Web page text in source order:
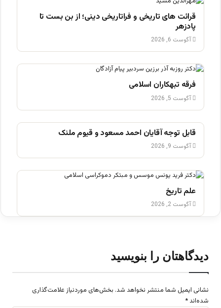
قرائت های تاریخی و فراتاریخی دینی؛ از بن بست تا
پادزهر
آگوست 6, 2026
فرقه تبهکاران اسلامی
آگوست 5, 2026
قابل توجه آقایان احمد مسعود و قیوم ملنک
آگوست 9, 2026
علم تاریخ
آگوست 2, 2026
دیدگاهتان را بنویسید
نشانی ایمیل شما منتشر نخواهد شد. بخش‌های موردنیاز علامت‌گذاری
شده‌اند *